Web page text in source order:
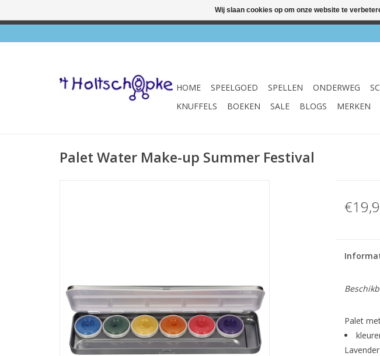
HOME SPEELGOED SPELLEN ONDERWEG
KNUFFELS
BOEKEN SALE BLOGS MERKEN
Palet Water Make-up Summer Festival
Palet
Wij slaan cookies op om onze website te
✔ Winkel & webshop ✔ Gratis